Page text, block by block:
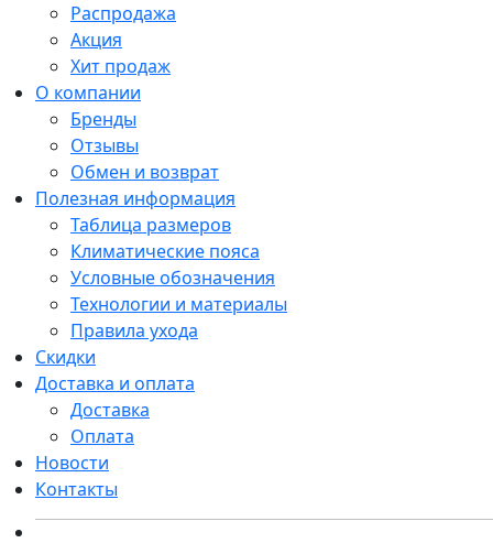
Распродажа
Акция
Хит продаж
О компании
Бренды
Отзывы
Обмен и возврат
Полезная информация
Таблица размеров
Климатические пояса
Условные обозначения
Технологии и материалы
Правила ухода
Скидки
Доставка и оплата
Доставка
Оплата
Новости
Контакты